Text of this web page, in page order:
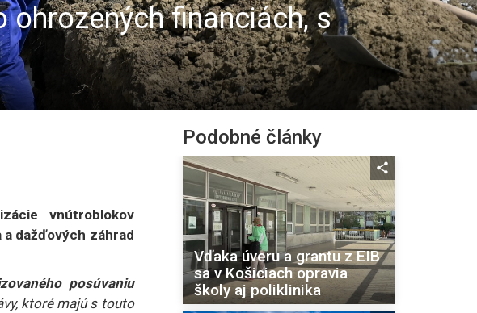
financiách, s
vnútroblokov
dažďových záhrad
posúvaniu
ktoré majú s touto
Podobné články
Vďaka úveru a grantu z EIB
sa v Košiciach opravia
školy aj poliklinika